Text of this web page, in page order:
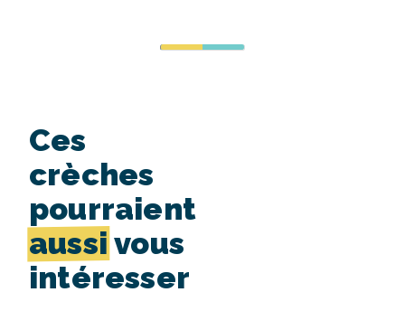
Ces
crèches
pourraient
aussi vous
intéresser